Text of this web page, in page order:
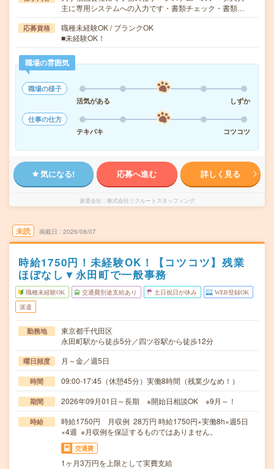
主に専用システムへの入力です・書類チェック・書類…
応募資格
職種未経験OK / ブランクOK
■未経験OK！
職場の雰囲気
職場の様子
活気がある
しずか
仕事の仕方
テキパキ
コツコツ
気になる! 応募へ進む 詳しく見る
派遣会社 株式会社リクルートスタッフィング
未読 掲載日 2026/08/07
時給1750円！未経験OK！【コツコツ】残業
ほぼなし▼永田町で一般事務
職種未経験OK 交通費別途支給あり 土日祝日が休み WEB登録OK
派遣
勤務地
東京都千代田区
永田町駅から徒歩5分／四ツ谷駅から徒歩12分
曜日頻度 月～金／週5日
時間 09:00-17:45（休憩45分）実働8時間（残業少なめ！）
期間 2026年09月01日～長期 ※開始日相談OK ※9月～！
時給
時給1750円 月収例 28万円 時給1750円×実働8h×週5日
×4週 ※月収例を保証するものではありません。
交通費
1ヶ月3万円を上限として実費支給